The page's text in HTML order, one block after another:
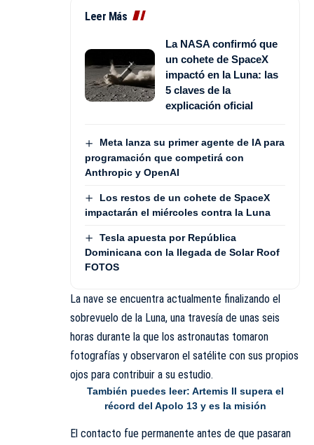
Leer Más
La NASA confirmó que
un cohete de SpaceX
impactó en la Luna: las
5 claves de la
explicación oficial
Meta lanza su primer agente de IA para
programación que competirá con
Anthropic y OpenAI
Los restos de un cohete de SpaceX
impactarán el miércoles contra la Luna
Tesla apuesta por República
Dominicana con la llegada de Solar Roof
FOTOS
La nave se encuentra actualmente finalizando el
sobrevuelo de la Luna, una travesía de unas seis
horas durante la que los astronautas tomaron
fotografías y observaron el satélite con sus propios
ojos para contribuir a su estudio.
También puedes leer: Artemis II supera el
récord del Apolo 13 y es la misión
El contacto fue permanente antes de que pasaran